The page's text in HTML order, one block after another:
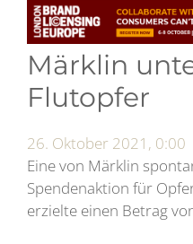
Märklin
Flutopfer
26. Oktober 2021, 0:00
Eine von Märklin
Spendenaktion für
erzielte einen Betrag